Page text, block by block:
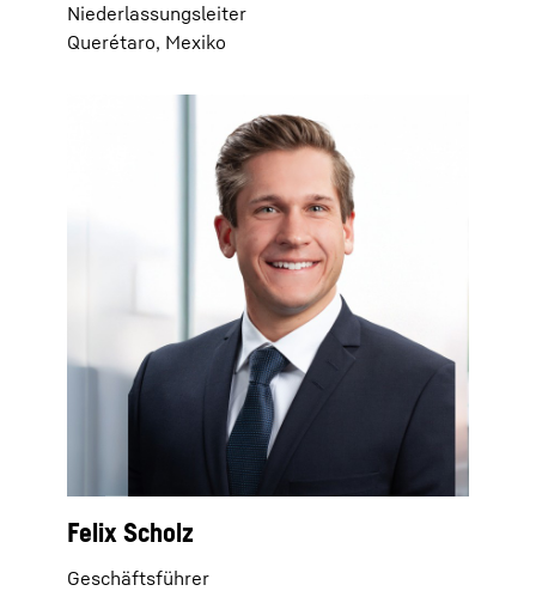
Niederlassungsleiter
Querétaro, Mexiko
Felix Scholz
Geschäftsführer